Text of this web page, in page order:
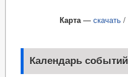
Карта — скачать /
Календарь событий